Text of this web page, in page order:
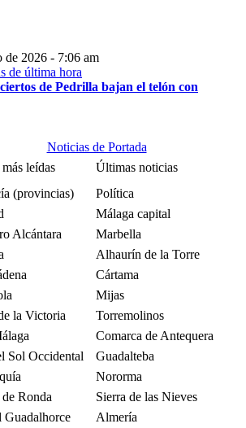
de 2026 - 7:06 am
de Pedrilla bajan el telón con
Noticias de Portada
leídas
Últimas noticias
(provincias)
Política
Málaga capital
Alcántara
Marbella
Alhaurín de la Torre
Cártama
Mijas
la Victoria
Torremolinos
Comarca de Antequera
Sol Occidental
Guadalteba
Nororma
Ronda
Sierra de las Nieves
Guadalhorce
Almería